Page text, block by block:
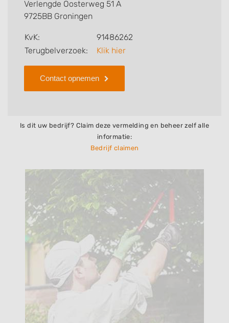
bedrijf.
Zoekt u een ander bedrijf? Bekijk dan andere
hoveniers en bedrijven inGroningen
Verlengde Oosterweg 51 A
9725BB Groningen
KvK:
91486262
Terugbelverzoek:
Klik hier
Contact opnemen
Is dit uw bedrijf? Claim deze vermelding en beheer zelf alle
informatie:
Bedrijf claimen